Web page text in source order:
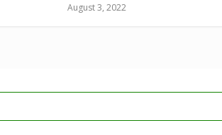
August 3, 2022